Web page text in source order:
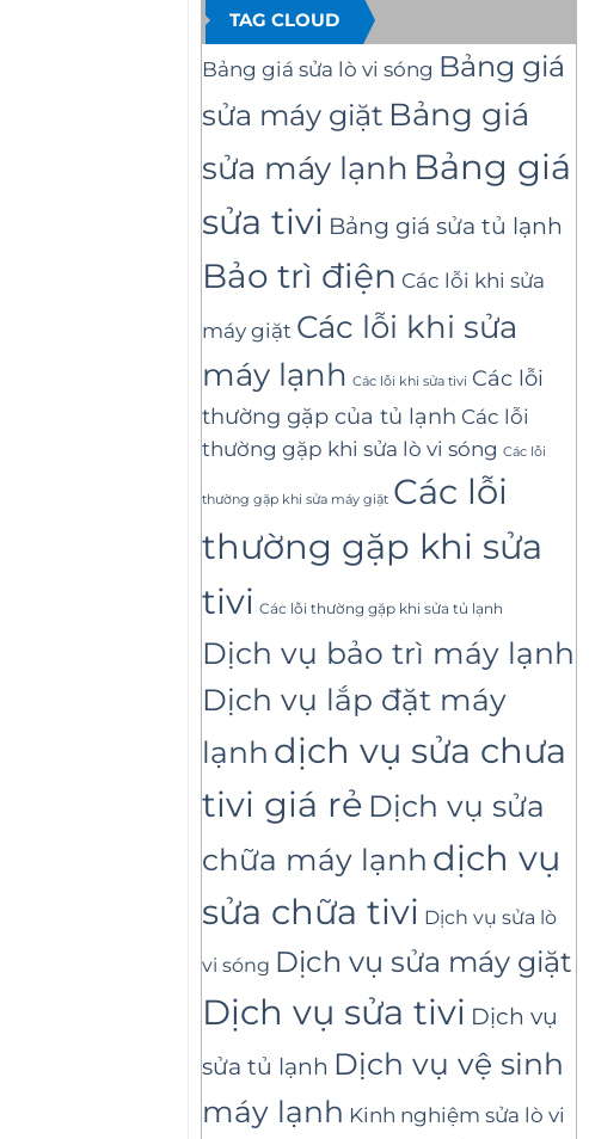
TAG CLOUD
Bảng giá sửa lò vi sóng Bảng giá
sửa máy giặt Bảng giá
sửa máy lạnh Bảng giá
sửa tivi Bảng giá sửa tủ lạnh
Bảo trì điện Các lỗi khi sửa
máy giặt Các lỗi khi sửa
máy lạnh Các lỗi khi sửa tivi Các lỗi
thường gặp của tủ lạnh Các lỗi
thường gặp khi sửa lò vi sóng Các lỗi
thường gặp khi sửa máy giặt Các lỗi
thường gặp khi sửa
tivi Các lỗi thường gặp khi sửa tủ lạnh
Dịch vụ bảo trì máy lạnh
Dịch vụ lắp đặt máy
lạnh dịch vụ sửa chưa
tivi giá rẻ Dịch vụ sửa
chữa máy lạnh dịch vụ
sửa chữa tivi Dịch vụ sửa lò
vi sóng Dịch vụ sửa máy giặt
Dịch vụ sửa tivi Dịch vụ
sửa tủ lạnh Dịch vụ vệ sinh
máy lạnh Kinh nghiệm sửa lò vi